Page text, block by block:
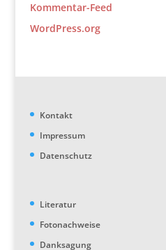
Kommentar-Feed
WordPress.org
Kontakt
Impressum
Datenschutz
Literatur
Fotonachweise
Danksagung